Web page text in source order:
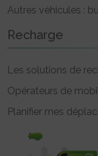
Autres véhicules :
Recharge
Les solutions de
Opérateurs de
Planifier mes